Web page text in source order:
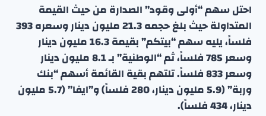
احتل سهم “أولى وقود” الصدارة من حيث القيمة
المتداولة حيث بلغ حجمه 21.3 مليون دينار وسعره 393
فلساً، يليه سهم “بيتكم” بقيمة 16.3 مليون دينار
وسعر 785 فلساً، ثم “الوطنية” بـ 8.1 مليون دينار
وسعر 833 فلساً. تلتهم بقية القائمة أسهم “بنك
وربة” (5.9 مليون دينار، 280 فلساً) و”ايفا” (5.7 مليون
دينار، 434 فلساً).